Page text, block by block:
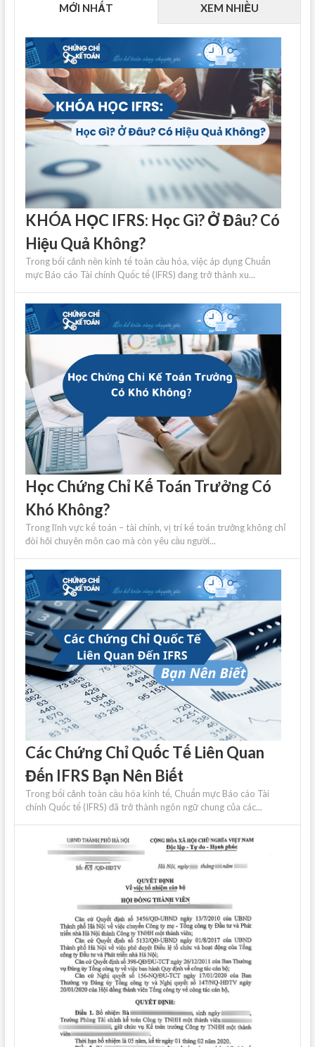
MỚI NHẤT XEM NHIỀU
KHÓA HỌC IFRS: Học Gì? Ở Đâu? Có
Hiệu Quả Không?
Trong bối cảnh nền kinh tế toàn cầu hóa, việc áp dụng Chuẩn
mực Báo cáo Tài chính Quốc tế (IFRS) đang trở thành xu...
Học Chứng Chỉ Kế Toán Trưởng Có
Khó Không?
Trong lĩnh vực kế toán – tài chính, vị trí kế toán trưởng không chỉ
đòi hỏi chuyên môn cao mà còn yêu cầu người...
Các Chứng Chỉ Quốc Tế Liên Quan
Đến IFRS Bạn Nên Biết
Trong bối cảnh toàn cầu hóa kinh tế, Chuẩn mực Báo cáo Tài
chính Quốc tế (IFRS) đã trở thành ngôn ngữ chung của các...